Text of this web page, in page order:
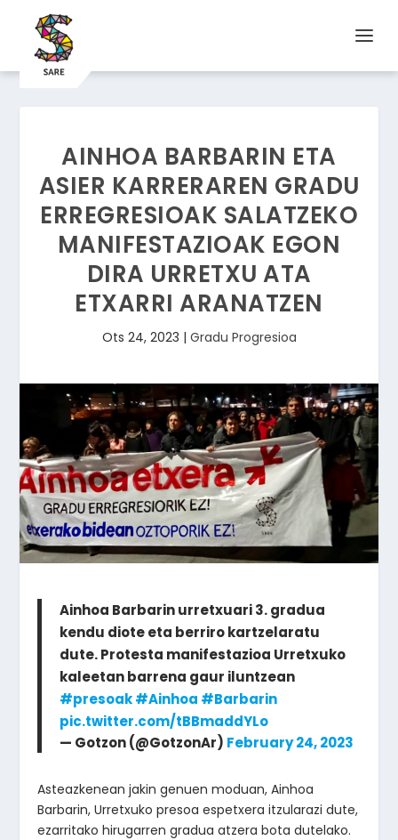
AINHOA BARBARIN ETA
ASIER KARRERAREN GRADU
ERREGRESIOAK SALATZEKO
MANIFESTAZIOAK EGON
DIRA URRETXU ATA
ETXARRI ARANATZEN
Ots 24, 2023 | Gradu Progresioa
Ainhoa Barbarin urretxuari 3. gradua
kendu diote eta berriro kartzelaratu
dute. Protesta manifestazioa Urretxuko
kaleetan barrena gaur iluntzean
#presoak#Ainhoa #Barbarin
pic.twitter.com/tBBmaddYLo
— Gotzon (@GotzonAr) February 24, 2023
Asteazkenean jakin genuen moduan, Ainhoa
Barbarin, Urretxuko presoa espetxera itzularazi dute,
ezarritako hirugarren gradua atzera bota dutelako.